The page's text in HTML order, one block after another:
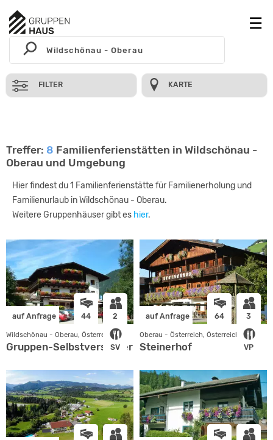
FILTER KARTE
Treffer: 8 Familienferienstätten in Wildschönau -
Oberau und Umgebung
Hier findest du 1 Familienferienstätte für Familienerholung und
Familienurlaub in Wildschönau - Oberau.
Weitere Gruppenhäuser gibt es hier.
auf Anfrage 44 2
SV
Wildschönau - Oberau, Österreich
Gruppen-Selbstversorgerhaus KLAMMRAST
auf Anfrage 64 3
VP
Oberau - Österreich, Österreich
Steinerhof